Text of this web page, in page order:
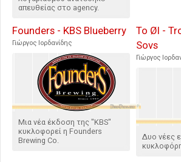
απευθείας στο agency.
Founders - KBS Blueberry
Γιώργος Ιορδανίδης
Μια νέα έκδοση της "KBS"
κυκλοφορεί η Founders
Brewing Co.
To Øl -
Sovs
Γιώργος
Δυο νέες